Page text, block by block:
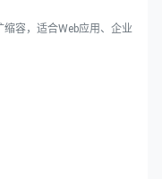
容，适合Web应用、企业